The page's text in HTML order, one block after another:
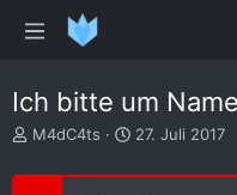
Ich bitte um
E
s
M4dC4ts
E
s
27. Juli 2017